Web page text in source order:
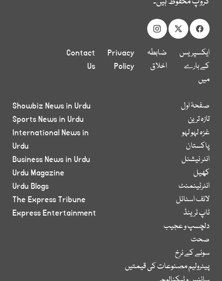
ایکسپریس
کے بارے
میں
ضابطہ
اخلاق
Privacy
Policy
Contact
Us
صفحۂ اول
تازہ ترین
غزہ لہو لہو
پاکستان
انٹر نیشنل
کھیل
انٹرٹینمنٹ
لائف اسٹائل
ٹاپ ٹرینڈ
دلچسپ و عجیب
صحت
سونے کے نرخ
پیٹرولیم مصنوعات کی قیمتیں
Showbiz News in Urdu
Sports News in Urdu
International News in
Urdu
Business News in Urdu
Urdu Magazine
Urdu Blogs
The Express Tribune
Express Entertainment